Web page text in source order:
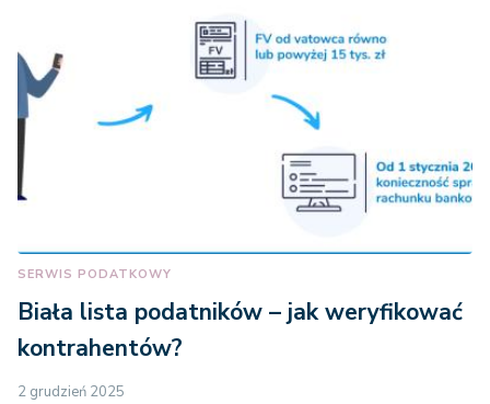
SERWIS PODATKOWY
Biała lista podatników – jak weryfikować
kontrahentów?
2 grudzień 2025